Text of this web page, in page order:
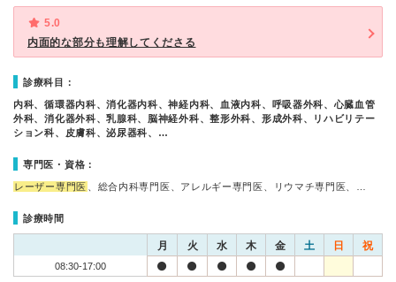
5.0
内面的な部分も理解してくださる
診療科目：
内科、循環器内科、消化器内科、神経内科、血液内科、呼吸器外科、心臓血管
外科、消化器外科、乳腺科、脳神経外科、整形外科、形成外科、リハビリテー
ション科、皮膚科、泌尿器科、…
専門医・資格：
レーザー専門医 、総合内科専門医、アレルギー専門医、リウマチ専門医、…
診療時間
月 火 水 木 金 土 日 祝
08:30-17:00